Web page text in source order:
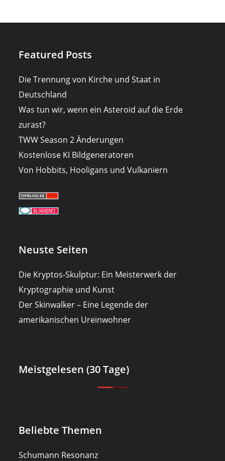
Featured Posts
Die Trennung von Kirche und Staat in
Deutschland
Was tun wir, wenn ein Asteroid auf die Erde
zurast?
TWW Season 2 Änderungen
Kostenlose KI Bildgeneratoren
Von Hobbits, Hooligans und Vulkaniern
Neuste Seiten
Die Kryptos-Skulptur: Ein Meisterwerk der
Kryptographie und Kunst
Der Skinwalker – Eine Legende der
amerikanischen Ureinwohner
Meistgelesen (30 Tage)
Beliebte Themen
Schumann Resonanz